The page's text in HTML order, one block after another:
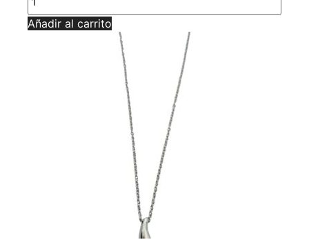
LAGRIMA
B.O.A
AG
Añadir al carrito